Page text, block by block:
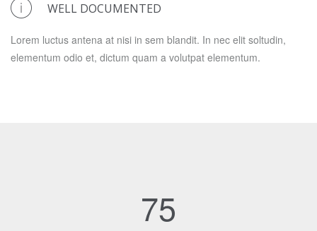
WELL DOCUMENTED
Lorem luctus antena at nisi in sem blandit. In nec elit soltudin,
elementum odio et, dictum quam a volutpat elementum.
75